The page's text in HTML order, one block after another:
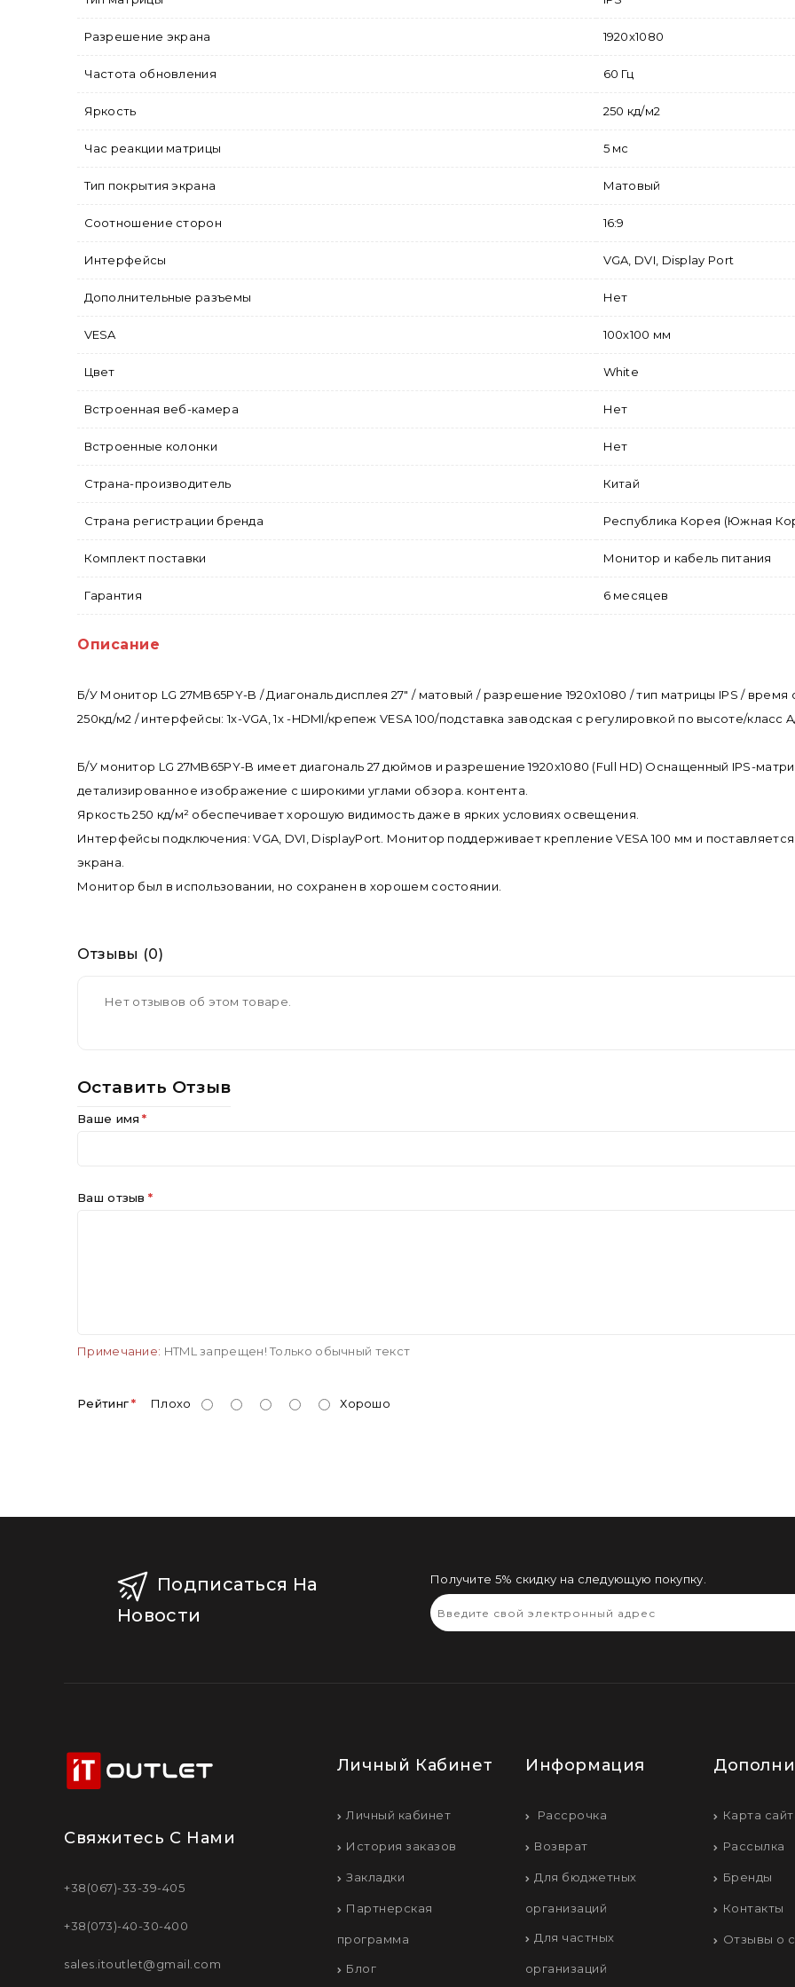
Разрешение экрана 1920x1080
Частота обновления 60 Гц
Яркость 250 кд/м2
Час реакции матрицы 5 мс
Тип покрытия экрана Матовый
Соотношение сторон 16:9
Интерфейсы VGA, DVI, Display Port
Дополнительные разъемы Нет
VESA 100х100 мм
Цвет White
Встроенная веб-камера Нет
Встроенные колонки Нет
Страна-производитель Китай
Страна регистрации бренда Республика Корея (Южная
Комплект поставки Монитор и кабель питания
Гарантия 6 месяцев
Описание
Б/У Монитор LG 27MB65PY-B / Диагональ дисплея 27" / матовый / разрешение 1920x1080 / тип матрицы IPS /
250кд/м2 / интерфейсы: 1x-VGA, 1x -HDMI/крепеж VESA 100/подставка заводская с регулировкой по высоте/класс
Б/У монитор LG 27MB65PY-B имеет диагональ 27 дюймов и разрешение 1920x1080 (Full HD) Оснащенный IPS-
детализированное изображение с широкими углами обзора. контента.
Яркость 250 кд/м² обеспечивает хорошую видимость даже в ярких условиях освещения.
Интерфейсы подключения: VGA, DVI, DisplayPort. Монитор поддерживает крепление VESA 100 мм и
экрана.
Монитор был в использовании, но сохранен в хорошем состоянии.
Отзывы (0)
Нет отзывов об этом товаре.
Оставить Отзыв
Ваше имя
Ваш отзыв
Примечание: HTML запрещен! Только обычный текст
Рейтинг Плохо Хорошо
Подписаться На
Новости
Получите 5% скидку на следующую покупку.
Свяжитесь С Нами
+38(067)-33-39-405
+38(073)-40-30-400
sales.itoutlet@gmail.com
Личный Кабинет
Личный кабинет
История заказов
Закладки
Партнерская
программа
Блог
Информация
Рассрочка
Возврат
Для бюджетных
организаций
Для частных
организаций
Карта
Рассылка
Бренды
Контакты
Отзывы о